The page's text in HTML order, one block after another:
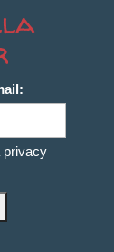
privacy